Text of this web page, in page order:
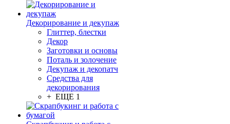
Декорирование и декупаж
Глиттер, блестки
Декор
Заготовки и основы
Поталь и золочение
Декупаж и декопатч
Средства для
декорирования
+ ЕЩЕ 1